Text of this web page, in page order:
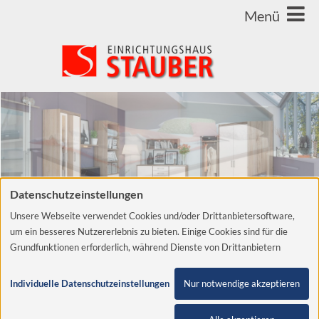
Jugendzimmer
Datenschutzeinstellungen
Unsere Webseite verwendet Cookies und/oder Drittanbietersoftware,
um ein besseres Nutzererlebnis zu bieten. Einige Cookies sind für die
Grundfunktionen erforderlich, während Dienste von Drittanbietern
Interessen der Nutzer anzuzeigen. Um diese Dienste verwenden zu
Individuelle Datenschutzeinstellungen Nur notwendige akzeptieren